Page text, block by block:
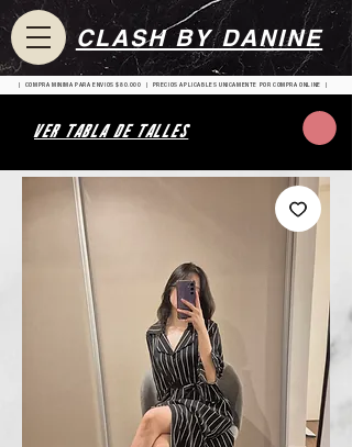
| COMPRA MINIMA PARA ENVIOS $80.000 | PRECIOS APLICABLES UNICAMENTE POR COMPRA ONLINE |
CLASH BY DANINE
VER TABLA DE TALLES